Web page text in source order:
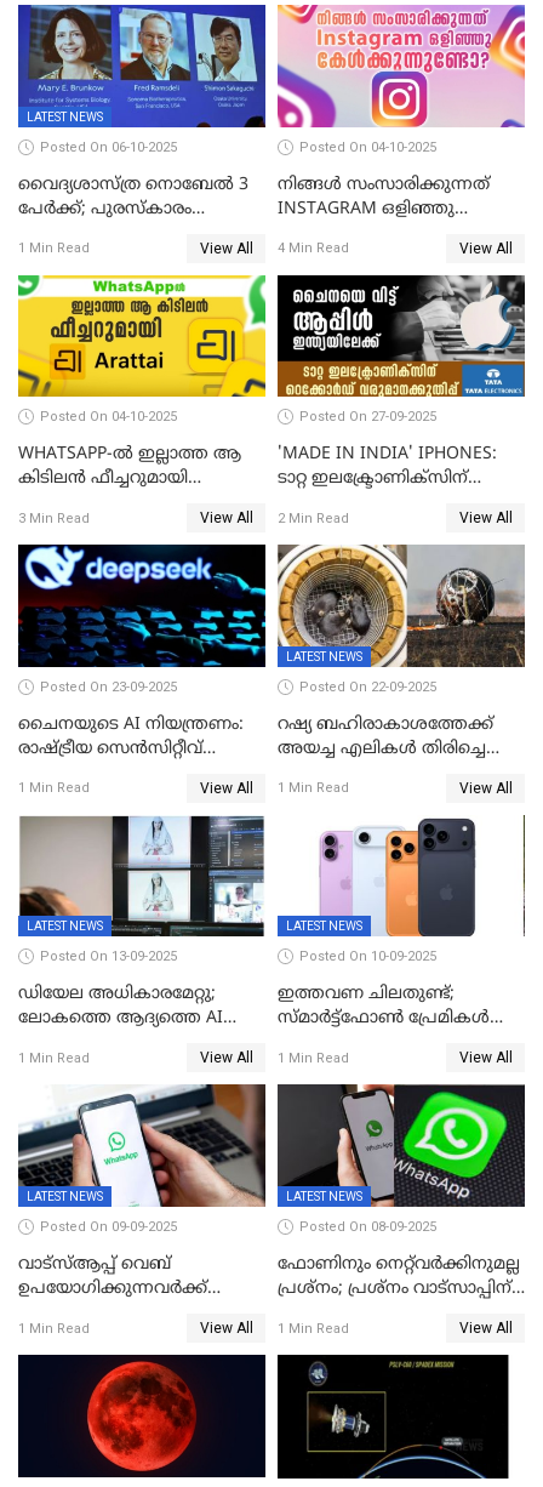
സംഭാവനകൾക്ക് പുരസ്‍കാരം
LATEST NEWS
Posted On 06-10-2025
വൈദ്യശാസ്ത്ര നൊബേൽ 3
പേർക്ക്; പുരസ്കാരം
ബന്ധപ്പെട്ട ഗവേഷണത്തിന്
1 Min Read View All
Posted On 04-10-2025
നിങ്ങൾ സംസാരിക്കുന്നത്
INSTAGRAM ഒളിഞ്ഞു
ഇതാണ്!
4 Min Read View All
Posted On 04-10-2025
WHATSAPP-ൽ ഇല്ലാത്ത ആ
കിടിലൻ ഫീച്ചറുമായി
3 Min Read View All
Posted On 27-09-2025
'MADE IN INDIA' IPHONES:
ടാറ്റ ഇലക്ട്രോണിക്സിന്
2 Min Read View All
Posted On 23-09-2025
ചൈനയുടെ AI നിയന്ത്രണം:
രാഷ്ട്രീയ സെൻസിറ്റീവ്
ഡീപ് സീക്ക്-ആർ1-സേഫ്
1 Min Read View All
LATEST NEWS
Posted On 22-09-2025
റഷ്യ ബഹിരാകാശത്തേക്ക്‌
അയച്ച എലികൾ തിരിച്ചെത്തി;
ജീവനോടെ എത്തിയവ 75
1 Min Read View All
LATEST NEWS
Posted On 13-09-2025
ഡിയേല അധികാരമേറ്റു;
ലോകത്തെ ആദ്യത്തെ AI
വേണ്ട, കൈക്കൂലി വാങ്ങില്ല;
'ആരും കൊതിച്ചുപോകും
ഇങ്ങനെയൊരു ക്യാബിനറ്റ്
മന്ത്രിയെ
1 Min Read View All
LATEST NEWS
Posted On 10-09-2025
ഇത്തവണ ചിലതുണ്ട്;
സ്മാർട്ട്ഫോൺ പ്രേമികൾക്ക്
പക്ഷേ വിലയോ..; ഐഫോൺ
17 സീരീസ് ഫോണുകള്‍
അവതരിപ്പിച്ചു
1 Min Read View All
LATEST NEWS
Posted On 09-09-2025
വാട്‌സ്ആപ്പ് വെബ്
ഉപയോഗിക്കുന്നവർക്ക്
ചാറ്റിൽ പണികിട്ടി
ഉപഭോക്താക്കൾ
1 Min Read View All
LATEST NEWS
Posted On 08-09-2025
ഫോണിനും നെറ്റ്‌വര്‍ക്കിനുമല്ല
പ്രശ്നം; പ്രശ്‌നം വാട്സാപ്പിന്
1 Min Read View All